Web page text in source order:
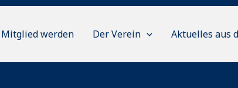
Mitglied werden Der Verein Aktuelles aus